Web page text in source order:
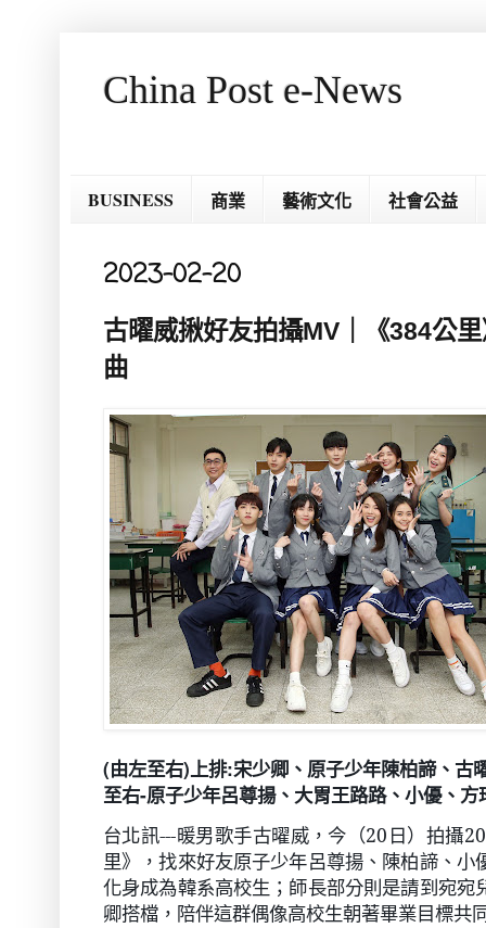
China Post e-News
BUSINESS 商業 藝術文化 社會公益
2023-02-20
古曜威揪好友拍攝MV｜《384公
曲
(由左至右)上排:宋少卿、原子少年陳柏諦、古
至右-原子少年呂尊揚、大胃王路路、小優、方
台北訊---暖男歌手古曜威，今（20 日）拍攝
里》，找來好友原子少年呂尊揚、陳柏諦、
化身成為韓系高校生；師長部分則是請到宛
卿搭檔，陪伴這群偶像高校生朝著畢業目標共